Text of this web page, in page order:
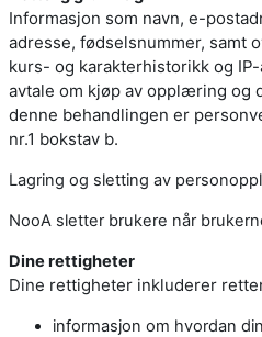
Informasjon som navn, e-
adresse, fødselsnummer, samt
kurs- og karakterhistorikk og
avtale om kjøp av opplæring og
denne behandlingen er
nr.1 bokstav b.
Lagring og sletting av
NooA sletter brukere når
Dine rettigheter
Dine rettigheter inkluderer
informasjon om hvordan